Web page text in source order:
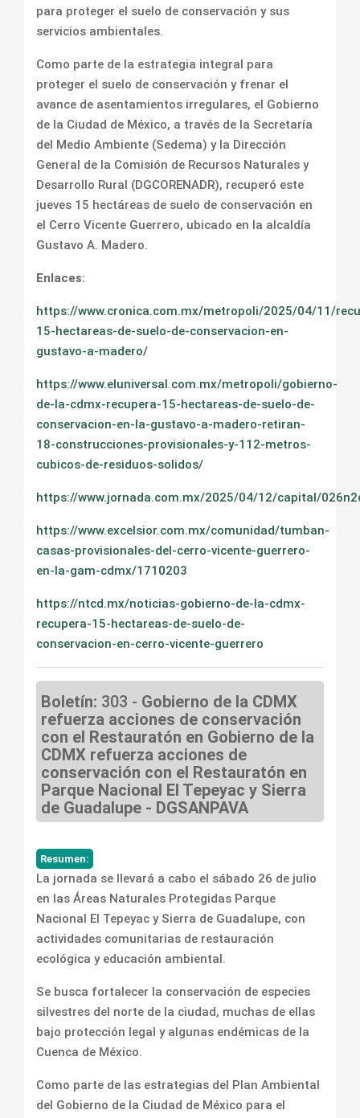
para proteger el suelo de conservación y sus
servicios ambientales.
Como parte de la estrategia integral para
proteger el suelo de conservación y frenar el
avance de asentamientos irregulares, el Gobierno
de la Ciudad de México, a través de la Secretaría
del Medio Ambiente (Sedema) y la Dirección
General de la Comisión de Recursos Naturales y
Desarrollo Rural (DGCORENADR), recuperó este
jueves 15 hectáreas de suelo de conservación en
el Cerro Vicente Guerrero, ubicado en la alcaldía
Gustavo A. Madero.
Enlaces:
https://www.cronica.com.mx/metropoli/2025/04/11/
15-hectareas-de-suelo-de-conservacion-en-
gustavo-a-madero/
https://www.eluniversal.com.mx/metropoli/gobierno-
de-la-cdmx-recupera-15-hectareas-de-suelo-de-
conservacion-en-la-gustavo-a-madero-retiran-
18-construcciones-provisionales-y-112-metros-
cubicos-de-residuos-solidos/
https://www.jornada.com.mx/2025/04/12/capital/
https://www.excelsior.com.mx/comunidad/tumban-
casas-provisionales-del-cerro-vicente-guerrero-
en-la-gam-cdmx/1710203
https://ntcd.mx/noticias-gobierno-de-la-cdmx-
recupera-15-hectareas-de-suelo-de-
conservacion-en-cerro-vicente-guerrero
Boletín: 303 - Gobierno de la CDMX
refuerza acciones de conservación
con el Restauratón en Gobierno de la
CDMX refuerza acciones de
conservación con el Restauratón en
Parque Nacional El Tepeyac y Sierra
de Guadalupe - DGSANPAVA
Resumen:
La jornada se llevará a cabo el sábado 26 de julio
en las Áreas Naturales Protegidas Parque
Nacional El Tepeyac y Sierra de Guadalupe, con
actividades comunitarias de restauración
ecológica y educación ambiental.
Se busca fortalecer la conservación de especies
silvestres del norte de la ciudad, muchas de ellas
bajo protección legal y algunas endémicas de la
Cuenca de México.
Como parte de las estrategias del Plan Ambiental
del Gobierno de la Ciudad de México para el